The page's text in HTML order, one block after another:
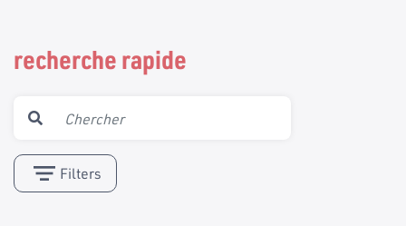
recherche rapide
Filters